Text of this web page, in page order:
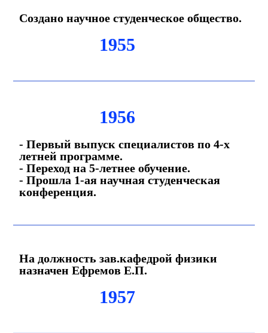
Создано научное студенческое общество.
1955
1956
- Первый выпуск специалистов по 4-х
летней программе.
- Переход на 5-летнее обучение.
- Прошла 1-ая научная студенческая
конференция.
На должность зав.кафедрой физики
назначен Ефремов Е.П.
1957